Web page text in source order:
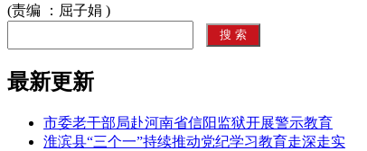
(责编 ：屈子娟 )
最新更新
市委老干部局赴河南省信阳监狱开展警示教育
淮滨县“三个一”持续推动党纪学习教育走深走实